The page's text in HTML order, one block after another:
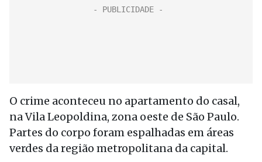
O crime aconteceu no apartamento do casal,
na Vila Leopoldina, zona oeste de São Paulo.
Partes do corpo foram espalhadas em áreas
verdes da região metropolitana da capital.